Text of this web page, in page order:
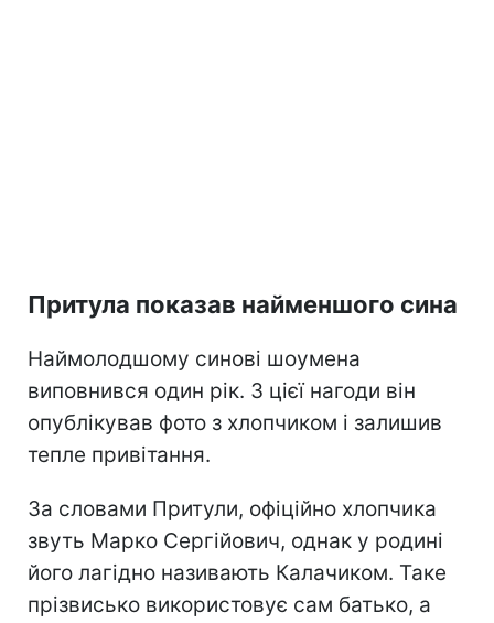
Притула показав найменшого сина
Наймолодшому синові шоумена
виповнився один рік. З цієї нагоди він
опублікував фото з хлопчиком і залишив
тепле привітання.
За словами Притули, офіційно хлопчика
звуть Марко Сергійович, однак у родині
його лагідно називають Калачиком. Таке
прізвисько використовує сам батько, а